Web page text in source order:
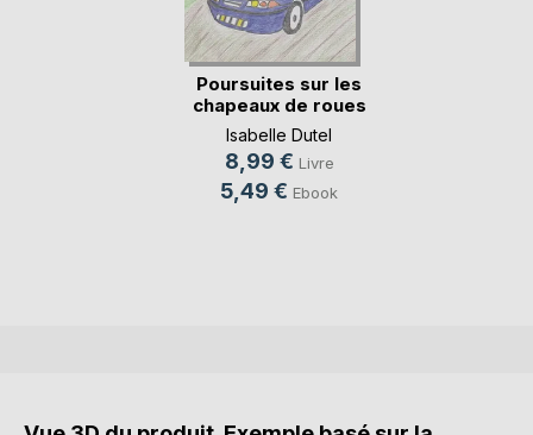
Poursuites sur les
chapeaux de roues
Isabelle Dutel
8,99 € Livre
5,49 € Ebook